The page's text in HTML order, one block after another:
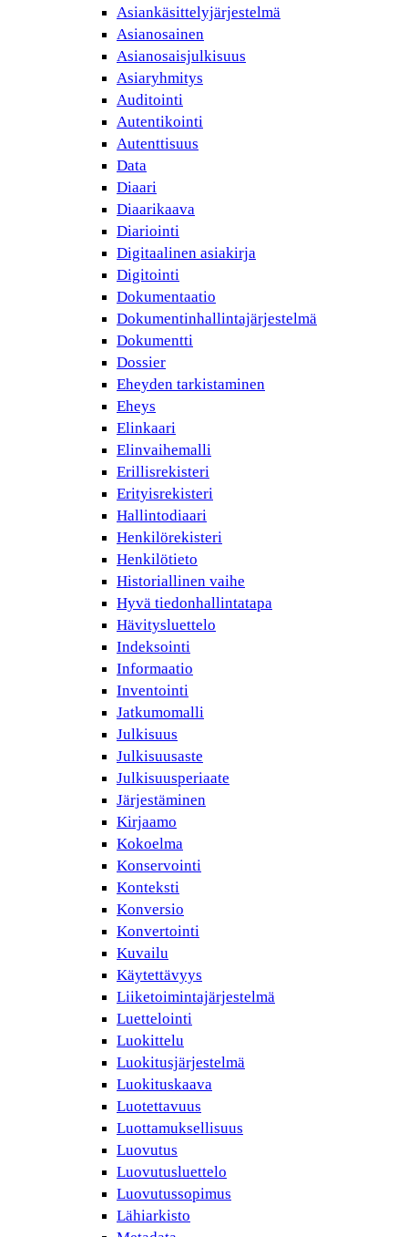
Asiankäsittelyjärjestelmä
Asianosainen
Asianosaisjulkisuus
Asiaryhmitys
Auditointi
Autentikointi
Autenttisuus
Data
Diaari
Diaarikaava
Diariointi
Digitaalinen asiakirja
Digitointi
Dokumentaatio
Dokumentinhallintajärjestelmä
Dokumentti
Dossier
Eheyden tarkistaminen
Eheys
Elinkaari
Elinvaihemalli
Erillisrekisteri
Erityisrekisteri
Hallintodiaari
Henkilörekisteri
Henkilötieto
Historiallinen vaihe
Hyvä tiedonhallintatapa
Hävitysluettelo
Indeksointi
Informaatio
Inventointi
Jatkumomalli
Julkisuus
Julkisuusaste
Julkisuusperiaate
Järjestäminen
Kirjaamo
Kokoelma
Konservointi
Konteksti
Konversio
Konvertointi
Kuvailu
Käytettävyys
Liiketoimintajärjestelmä
Luettelointi
Luokittelu
Luokitusjärjestelmä
Luokituskaava
Luotettavuus
Luottamuksellisuus
Luovutus
Luovutusluettelo
Luovutussopimus
Lähiarkisto